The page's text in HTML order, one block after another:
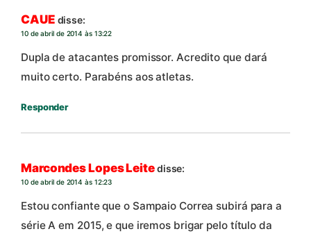
CAUE disse:
10 de abril de 2014 às 13:22
Dupla de atacantes promissor. Acredito que dará
muito certo. Parabéns aos atletas.
Responder
Marcondes Lopes Leitedisse:
10 de abril de 2014 às 12:23
Estou confiante que o Sampaio Correa subirá para a
série A em 2015, e que iremos brigar pelo título da